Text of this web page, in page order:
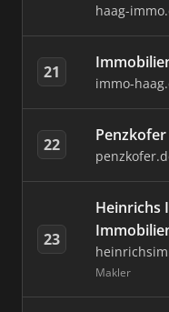
haag-
21
immo-
22
23
Heinrichs
Makler